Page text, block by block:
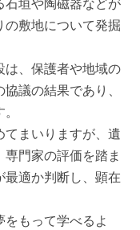
敷地について発掘
は、保護者や地域の
議の結果であり、
まいりますが、遺
門家の評価を踏ま
最適か判断し、顕在
もって学べるよ